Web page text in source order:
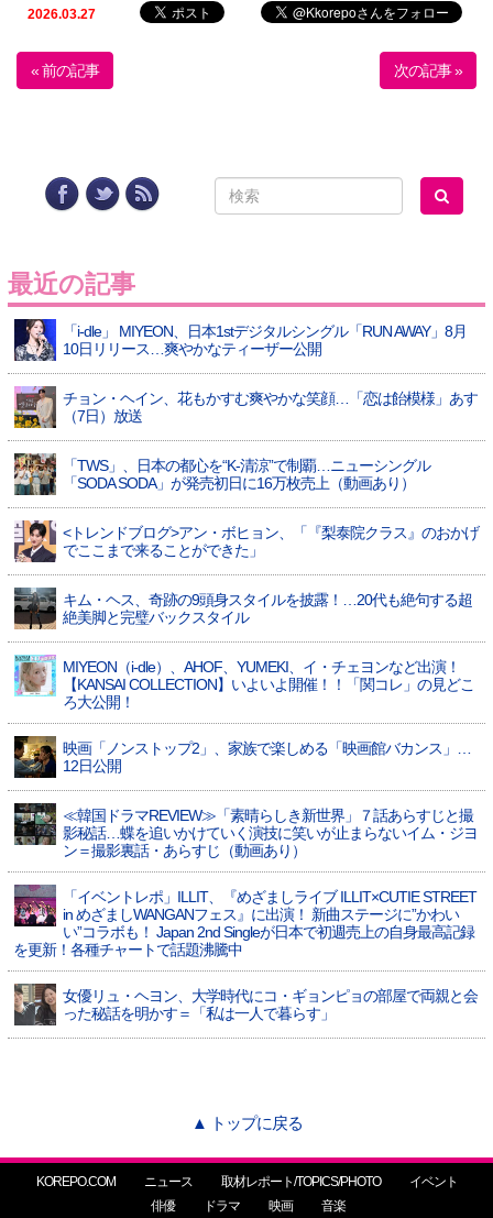
2026.03.27
« 前の記事 次の記事 »
最近の記事
「i-dle」 MIYEON、日本1stデジタルシングル「RUN AWAY」8月
10日リリース…爽やかなティーザー公開
チョン・ヘイン、花もかすむ爽やかな笑顔…「恋は飴模様」あす
（7日）放送
「TWS」、日本の都心を“K-清涼”で制覇…ニューシングル
「SODA SODA」が発売初日に16万枚売上（動画あり）
<トレンドブログ>アン・ボヒョン、「『梨泰院クラス』のおかげ
でここまで来ることができた」
キム・ヘス、奇跡の9頭身スタイルを披露！…20代も絶句する超
絶美脚と完璧バックスタイル
MIYEON（i-dle）、​AHOF​、YUMEKI、イ・チェヨンなど出演！
【KANSAI COLLECTION】いよいよ開催！！「関コレ」の見どこ
ろ大公開！
映画「ノンストップ2」、家族で楽しめる「映画館バカンス」…
12日公開
≪韓国ドラマREVIEW≫「素晴らしき新世界」７話あらすじと撮
影秘話…蝶を追いかけていく演技に笑いが止まらないイム・ジヨ
ン＝撮影裏話・あらすじ（動画あり）
「イベントレポ」ILLIT、『めざましライブ ILLIT×CUTIE STREET
in めざましWANGANフェス』に出演！ 新曲ステージに”かわい
い”コラボも！ Japan 2nd Singleが日本で初週売上の自身最高記録
を更新！各種チャートで話題沸騰中
女優リュ・ヘヨン、大学時代にコ・ギョンピョの部屋で両親と会
った秘話を明かす＝「私は一人で暮らす」
▲ トップに戻る
KOREPO.COM ニュース 取材レポート/TOPICS/PHOTO
イベント
俳優
ドラマ 映画 音楽